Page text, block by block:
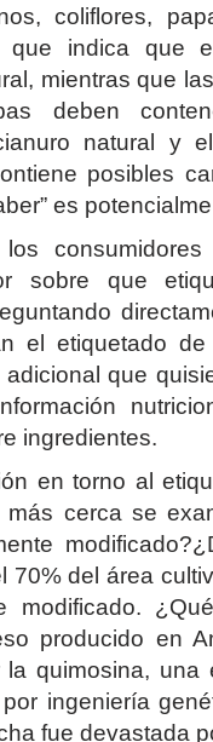
coliflores,
indica que
mientras que
deben
natural y
posibles
es
sobre que
el etiquetado
que
ingredientes.
en torno al
más cerca se
70% del área
modificado.
producido en
quimosina, una
ingeniería
fue devastada